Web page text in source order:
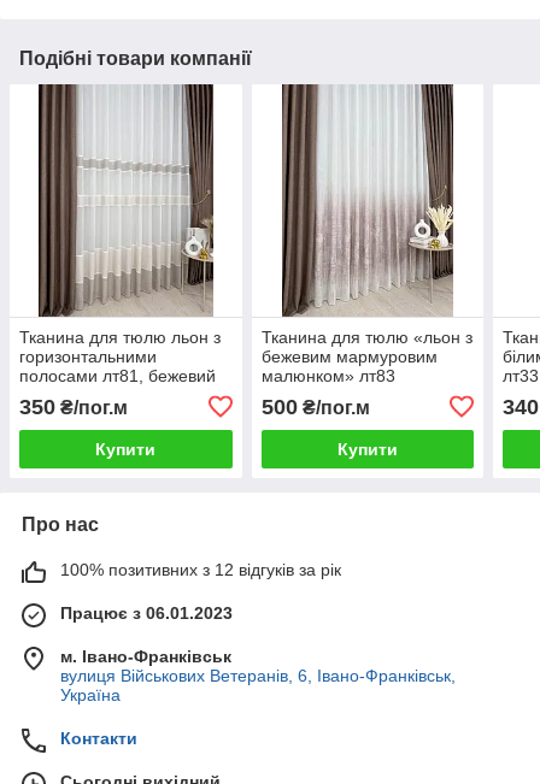
Подібні товари компанії
Тканина для тюлю льон з
горизонтальними
полосами лт81, бежевий
350 ₴/пог.м
Купити
Тканина для тюлю «льон з
бежевим мармуровим
малюнком» лт83
500₴/пог.м
Купити
лт33
340
Про нас
100% позитивних з 12 відгуків за рік
Працює з 06.01.2023
м. Івано-Франківськ
вулиця Військових Ветеранів, 6, Івано-Франківськ,
Україна
Контакти